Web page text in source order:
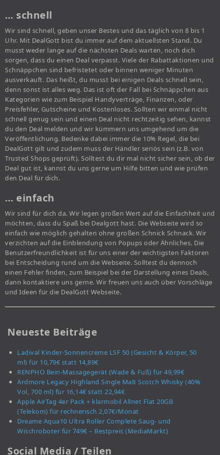
… schnell
Wir sind schnell, geben unser Bestes und das täglich von 8 bis 1
Uhr. Mit DealGott bist du immer auf dem aktuellsten Stand. Du
musst weder lange auf die nächsten Deals warten, noch dich
sorgen, dass du einen Deal verpasst. Viele der Rabattaktionen und
Schnäppchen sind befristetet oder binnen weniger Minuten
ausverkauft. Das heißt, du musst bei einigen Deals schnell sein,
denn sonst ist alles weg. Das ist oft der Fall bei Schnäppchen aus
Kategorien wie zum Beispiel Handyverträge, Finanzen, oder
Preisfehler, Gutscheine und Kostenloses. Sollten wir einmal nicht
schnell genug sein und einen Deal nicht rechtzeitig sehen, kannst
du den Deal melden und wir kümmern uns umgehend um die
Veröffentlichung. Bedenke dabei immer die 10% Regel, die bei
DealGott gilt und zudem muss der Händler seriös sein (z.B. von
Trusted Shops geprüft). Solltest du dir mal nicht sicher sein, ob der
Deal gut ist, kannst du uns gerne um Hilfe bitten und wie prüfen
den Deal für dich.
… einfach
Wir sind für dich da. Wir legen großen Wert auf die Einfachheit und
möchten, dass du Spaß bei Dealgott hast. Die Webseite wird so
einfach wie möglich gehalten ohne großen Schnick Schnack. Wir
verzichten auf die Einblendung von Popups oder Ähnliches. Die
Benutzerfreundlichkeit ist für uns einer der wichtigsten Faktoren
bei Entscheidung rund um die Webseite. Solltest du dennoch
einen Fehler finden, zum Beispiel bei der Darstellung eines Deals,
dann kontaktiere uns gerne. Wir freuen uns auch über Vorschläge
und Ideen für die DealGott Webseite.
Neueste Beiträge
Ladival Kinder-Sonnencreme LSF 50 (Gesicht & Körper, 50
ml) für 10,79€ statt 14,89€
RENPHO Bein-Massagegerät (Wade & Fuß) für 49,99€
Ardmore Legacy Highland Single Malt Scotch Whisky (40%
Vol, 700 ml) für 16,14€ statt 22,94€
Apple AirTag 4er Pack + klarmobil Allnet Flat 20GB
(Telekom) für rechnerisch 2,07€/Monat
Dreame Aqua10 Ultra Roller Complete Saug- und
Wischroboter für 749€ – Bestpreis (MediaMarkt)
Social Media / Teilen